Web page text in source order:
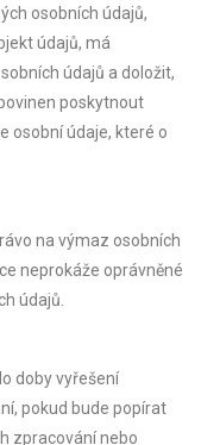
osobních údajů,
údajů, má
údajů a doložit,
poskytnout
osobní údaje, které o
na výmaz osobních
neprokáže oprávněné
údajů.
doby vyřešení
pokud bude popírat
zpracování nebo